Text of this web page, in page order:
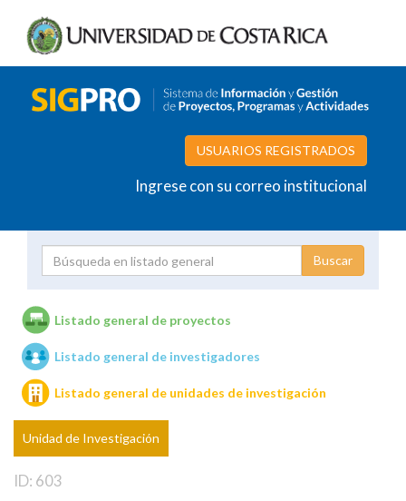
USUARIOS REGISTRADOS
Ingrese con su correo institucional
Unidades de investigación
Listado general de proyectos
Listado general de investigadores
Listado general de unidades de investigación
Unidad de Investigación
ID: 603